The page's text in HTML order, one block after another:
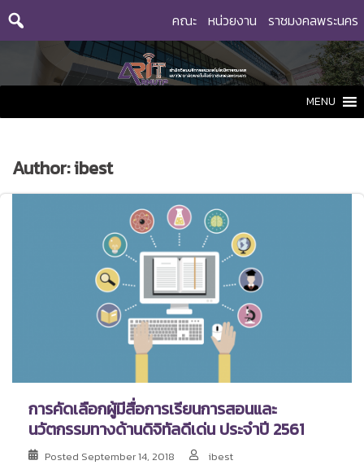
Skip
คณะ หน่วยงาน ราชมงคลพระนคร
MENU
Author:ibest
การคัดเลือกผู้มีสื่อการเรียนการสอนและ
นวัตกรรมทางด้านดิจิทัลดีเด่น ประจำปี 2561
Posted September 14, 2018
ibest